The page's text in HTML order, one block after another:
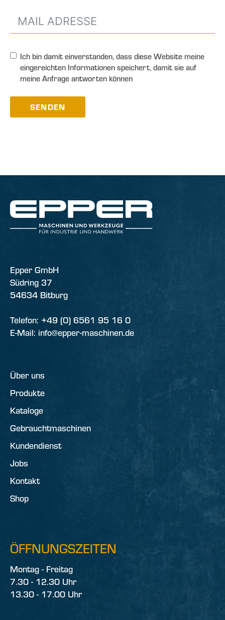
Ich bin damit einverstanden, dass diese Website meine
eingereichten Informationen speichert, damit sie auf
meine Anfrage antworten können
SENDEN
Epper GmbH
Südring 37
54634 Bitburg
Telefon: +49 (0) 6561 95 16 0
E-Mail: info@epper-maschinen.de
Über uns
Produkte
Kataloge
Gebrauchtmaschinen
Kundendienst
Jobs
Kontakt
Shop
ÖFFNUNGSZEITEN
Montag - Freitag
7.30 - 12.30 Uhr
13.30 - 17.00 Uhr